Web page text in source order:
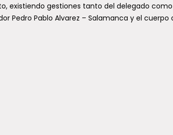
existiendo gestiones tanto del delegado
Pedro Pablo Alvarez – Salamanca y el cuerpo